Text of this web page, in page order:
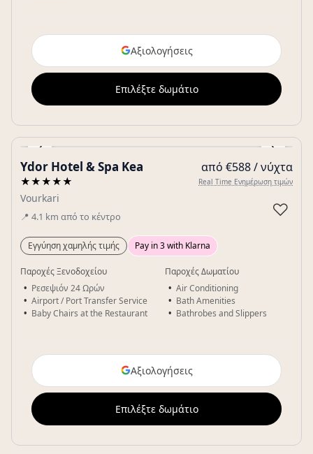
Αξιολογήσεις
Επιλέξτε δωμάτιο
‹ ›
Gallery
Ydor Hotel & Spa Kea
★★★★★
Vourkari
📍 4.1 km από το κέντρο
από €588 / νύχτα
Real Time Ενημέρωση τιμών
♡
Εγγύηση χαμηλής τιμής Pay in 3 with Klarna
Παροχές Ξενοδοχείου
Ρεσεψιόν 24 Ωρών
Airport / Port Transfer Service
Baby Chairs at the Restaurant
Παροχές Δωματίου
Air Conditioning
Bath Amenities
Bathrobes and Slippers
Αξιολογήσεις
Επιλέξτε δωμάτιο